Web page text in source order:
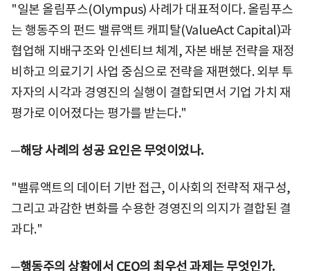
"일본 올림푸스(Olympus) 사례가 대표적이다. 올림푸스
는 행동주의 펀드 밸류액트 캐피탈(ValueAct Capital)과
협업해 지배구조와 인센티브 체계, 자본 배분 전략을 재정
비하고 의료기기 사업 중심으로 전략을 재편했다. 외부 투
자자의 시각과 경영진의 실행이 결합되면서 기업 가치 재
평가로 이어졌다는 평가를 받는다."
─해당 사례의 성공 요인은 무엇이었나.
"밸류액트의 데이터 기반 접근, 이사회의 전략적 재구성,
그리고 과감한 변화를 수용한 경영진의 의지가 결합된 결
과다."
─행동주의 상황에서 CEO의 최우선 과제는 무엇인가.